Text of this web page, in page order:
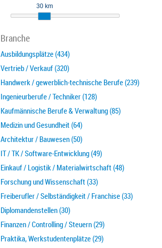
30 km
Branche
Ausbildungsplätze (434)
Vertrieb / Verkauf (320)
Handwerk / gewerblich-technische Berufe (239)
Ingenieurberufe / Techniker (128)
Kaufmännische Berufe & Verwaltung (85)
Medizin und Gesundheit (64)
Architektur / Bauwesen (50)
IT / TK / Software-Entwicklung (49)
Einkauf / Logistik / Materialwirtschaft (48)
Forschung und Wissenschaft (33)
Freiberufler / Selbständigkeit / Franchise (33)
Diplomandenstellen (30)
Finanzen / Controlling / Steuern (29)
Praktika, Werkstudentenplätze (29)